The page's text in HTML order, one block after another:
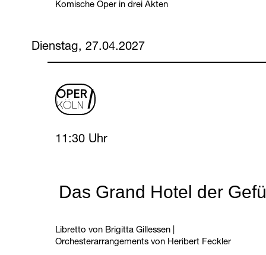
Komische Oper in drei Akten
Dienstag, 27.04.2027
Das Grand Hotel der
Libretto von Brigitta Gillessen
Orchesterarrangements von Heribert Feckler
Tuesday, 27 April 2027
11:30 Uhr
oper